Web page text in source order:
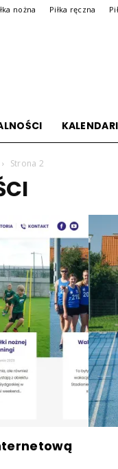
nożna Piłka ręczna
Strona 2